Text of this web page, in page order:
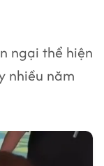
ngại thể hiện
nhiều năm